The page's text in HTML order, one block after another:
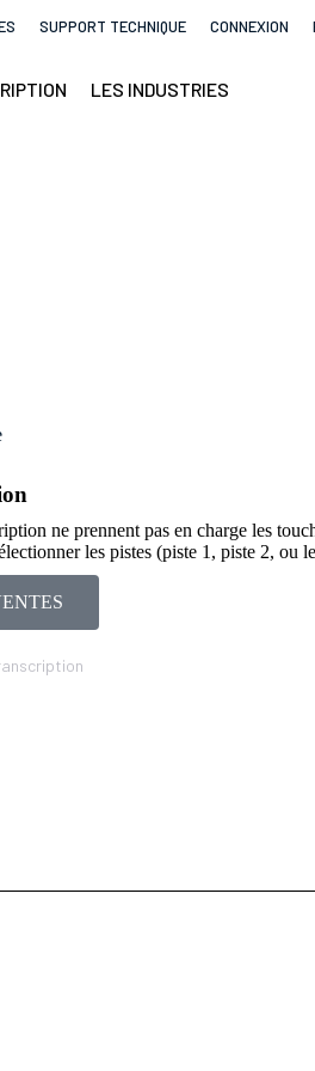
SUPPORT TECHNIQUE CONNEXION
LES INDUSTRIES
ne prennent pas en charge les
les pistes (piste 1, piste 2, ou